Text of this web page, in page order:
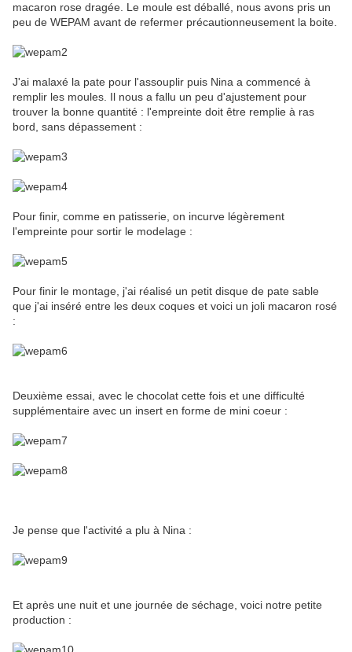
macaron rose dragée. Le moule est déballé, nous avons pris un
peu de WEPAM avant de refermer précautionneusement la boite.
J'ai malaxé la pate pour l'assouplir puis Nina a commencé à
remplir les moules. Il nous a fallu un peu d'ajustement pour
trouver la bonne quantité : l'empreinte doit être remplie à ras
bord, sans dépassement :
Pour finir, comme en patisserie, on incurve légèrement
l'empreinte pour sortir le modelage :
Pour finir le montage, j'ai réalisé un petit disque de pate sable
que j'ai inséré entre les deux coques et voici un joli macaron rosé
:
Deuxième essai, avec le chocolat cette fois et une difficulté
supplémentaire avec un insert en forme de mini coeur :
Je pense que l'activité a plu à Nina :
Et après une nuit et une journée de séchage, voici notre petite
production :